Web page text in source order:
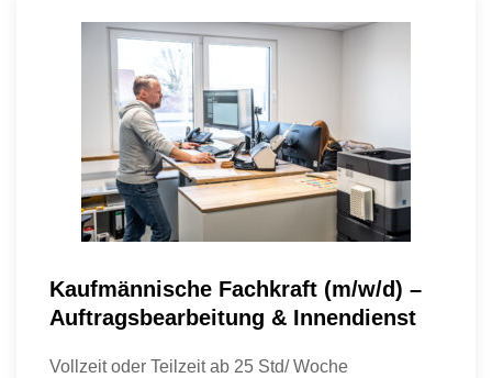
Kaufmännische Fachkraft (m/w/d) –
Auftragsbearbeitung & Innendienst
Vollzeit oder Teilzeit ab 25 Std/ Woche